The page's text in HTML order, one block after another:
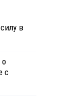
в
с